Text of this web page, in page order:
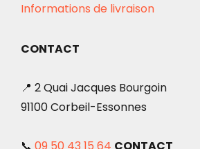
Informations de livraison
CONTACT
📍 2 Quai Jacques Bourgoin
91100 Corbeil-Essonnes